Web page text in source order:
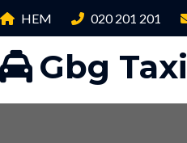
HEM 020 201 201
Gbg Taxi